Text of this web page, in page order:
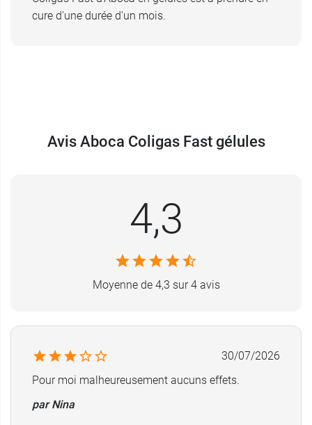
cure d'une durée d'un mois.
Avis Aboca Coligas Fast gélules
4,3
Moyenne de 4,3 sur 4 avis
30/07/2026
Pour moi malheureusement aucuns effets.
par Nina